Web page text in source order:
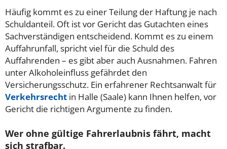
Häufig kommt es zu einer Teilung der Haftung je nach
Schuldanteil. Oft ist vor Gericht das Gutachten eines
Sachverständigen entscheidend. Kommt es zu einem
Auffahrunfall, spricht viel für die Schuld des
Auffahrenden – es gibt aber auch Ausnahmen. Fahren
unter Alkoholeinfluss gefährdet den
Versicherungsschutz. Ein erfahrener Rechtsanwalt für
Verkehrsrecht in Halle (Saale) kann Ihnen helfen, vor
Gericht die richtigen Argumente zu finden.
Wer ohne gültige Fahrerlaubnis fährt, macht
sich strafbar.